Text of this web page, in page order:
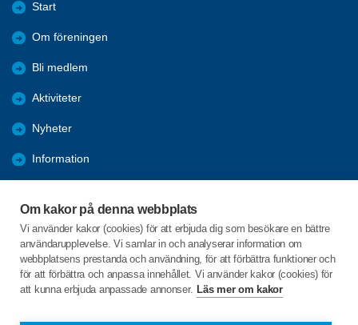
Om kakor på denna webbplats
Vi använder kakor (cookies) för att erbjuda dig som besökare en bättre
användarupplevelse. Vi samlar in och analyserar information om
webbplatsens prestanda och användning, för att förbättra funktioner och
för att förbättra och anpassa innehållet. Vi använder kakor (cookies) för
att kunna erbjuda anpassade annonser. Läs mer om kakor
Start
Om föreningen
Bli medlem
Aktiviteter
Nyheter
Information
Bilder och reportage
C/o:Arianne Buhr